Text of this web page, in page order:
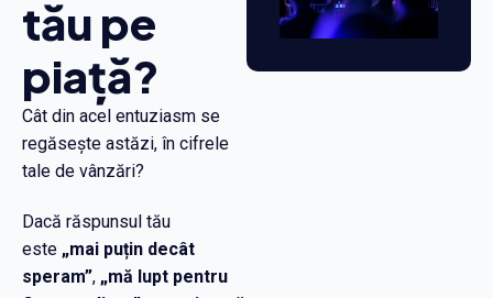
tău pe
piață?
Cât din acel entuziasm se
regăsește astăzi, în cifrele
tale de vânzări?
Dacă răspunsul tău
este „mai puțin decât
speram”, „mă lupt pentru